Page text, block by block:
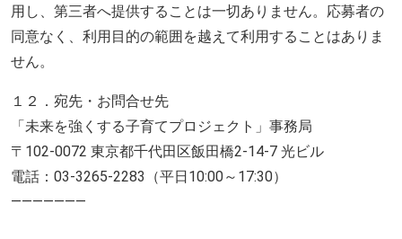
用し、第三者へ提供することは一切ありません。応募者の
同意なく、利用目的の範囲を越えて利用することはありま
せん。
１２．宛先・お問合せ先
「未来を強くする子育てプロジェクト」事務局
〒102-0072 東京都千代田区飯田橋2-14-7 光ビル
電話：03-3265-2283（平日10:00～17:30）
———————